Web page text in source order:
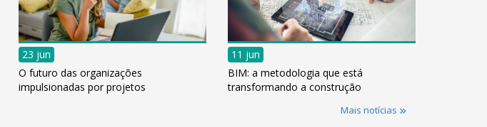
23 jun
O futuro das organizações
impulsionadas por projetos
11 jun
BIM: a metodologia que está
transformando a construção
Mais notícias